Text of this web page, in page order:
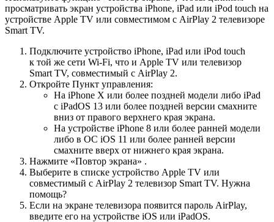
просматривать экран устройства iPhone, iPad или iPod touch на
устройстве Apple TV или совместимом с AirPlay 2 телевизоре
Smart TV.
Подключите устройство iPhone, iPad или iPod touch
к той же сети Wi-Fi, что и Apple TV или телевизор
Smart TV, совместимый с AirPlay 2.
Откройте Пункт управления:
На iPhone X или более поздней модели либо iPad
с iPadOS 13 или более поздней версии смахните
вниз от правого верхнего края экрана.
На устройстве iPhone 8 или более ранней модели
либо в ОС iOS 11 или более ранней версии
смахните вверх от нижнего края экрана.
Нажмите «Повтор экрана» .
Выберите в списке устройство Apple TV или
совместимый с AirPlay 2 телевизор Smart TV. Нужна
помощь?
Если на экране телевизора появится пароль AirPlay,
введите его на устройстве iOS или iPadOS.